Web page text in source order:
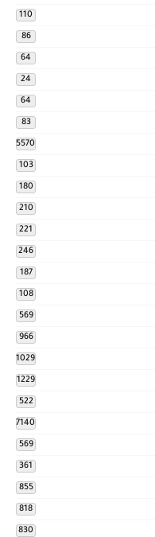
110
86
64
24
64
83
5570
103
180
210
221
246
187
108
569
966
1029
1229
522
7140
569
361
855
818
830